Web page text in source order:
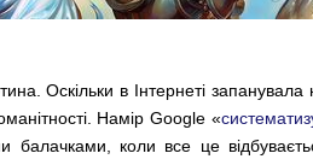
Оскільки в Інтернеті
Намір Google «
балачками, коли все це